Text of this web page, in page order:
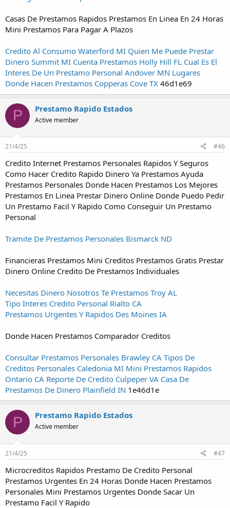
Casas De Prestamos Rapidos Prestamos En Linea En 24 Horas
Mini Prestamos Para Pagar A Plazos
Credito Al Consumo Waterford MI Quien Me Puede Prestar
Dinero Summit MI Cuenta Prestamos Holly Hill FL Cual Es El
Interes De Un Prestamo Personal Andover MN Lugares
Donde Hacen Prestamos Copperas Cove TX 46d1e69
P Prestamo Rapido Estados
Active member
21/4/25 #46
Credito Internet Prestamos Personales Rapidos Y Seguros
Como Hacer Credito Rapido Dinero Ya Prestamos Ayuda
Prestamos Personales Donde Hacen Prestamos Los Mejores
Prestamos En Linea Prestar Dinero Online Donde Puedo Pedir
Un Prestamo Facil Y Rapido Como Conseguir Un Prestamo
Personal
Tramite De Prestamos Personales Bismarck ND
Financieras Prestamos Mini Creditos Prestamos Gratis Prestar
Dinero Online Credito De Prestamos Individuales
Necesitas Dinero Nosotros Te Prestamos Troy AL
Tipo Interes Credito Personal Rialto CA
Prestamos Urgentes Y Rapidos Des Moines IA
Donde Hacen Prestamos Comparador Creditos
Consultar Prestamos Personales Brawley CA Tipos De
Creditos Personales Caledonia MI Mini Prestamos Rapidos
Ontario CA Reporte De Credito Culpeper VA Casa De
Prestamos De Dinero Plainfield IN 1e46d1e
P Prestamo Rapido Estados
Active member
21/4/25 #47
Microcreditos Rapidos Prestamo De Credito Personal
Prestamos Urgentes En 24 Horas Donde Hacen Prestamos
Personales Mini Prestamos Urgentes Donde Sacar Un
Prestamo Facil Y Rapido